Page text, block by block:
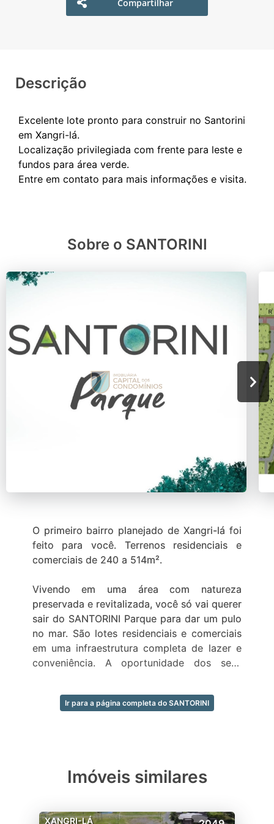
Compartilhar
Descrição
Excelente lote pronto para construir no Santorini
em Xangri-lá.
Localização privilegiada com frente para leste e
fundos para área verde.
Sobre o SANTORINI
O primeiro bairro planejado de Xangri-lá foi
feito para você. Terrenos residenciais e
comerciais de 240 a 514m².
Vivendo em uma área com natureza
preservada e revitalizada, você só vai querer
sair do SANTORINI Parque para dar um pulo
no mar. São lotes residenciais e comerciais
em uma infraestrutura completa de lazer e
conveniência. A oportunidade dos seus
você sempre quis.
vantagem de aproveitar toda a
incorporadora na primeira fase do
Ir para a página completa do SANTORINI
Imóveis similares
XANGRI-LÁ